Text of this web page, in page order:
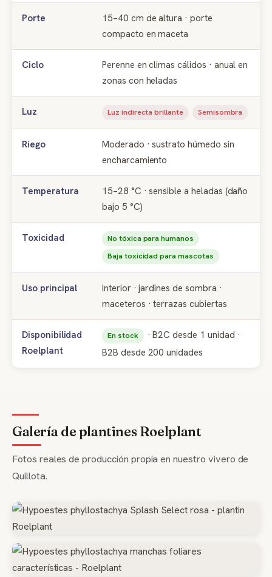
Porte
15–40 cm de altura · porte
compacto en maceta
Ciclo
Perenne en climas cálidos · anual en
zonas con heladas
Luz Luz indirecta brillante Semisombra
Riego
Moderado · sustrato húmedo sin
encharcamiento
Temperatura
15–28 °C · sensible a heladas (daño
bajo 5 °C)
Toxicidad
No tóxica para humanos
Baja toxicidad para mascotas
Uso principal
Interior · jardines de sombra ·
maceteros · terrazas cubiertas
Disponibilidad
Roelplant
En stock
· B2C desde 1 unidad ·
B2B desde 200 unidades
Galería de plantines Roelplant
Fotos reales de producción propia en nuestro vivero de
Quillota.